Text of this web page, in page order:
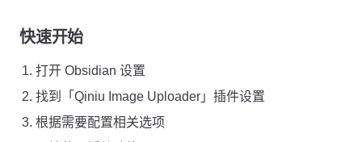
快速开始
打开 Obsidian 设置
找到「Qiniu Image Uploader」插件设置
根据需要配置相关选项